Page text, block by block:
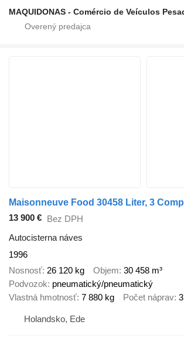
Maisonneuve Food 30458 Liter, 3 Comp
13 900 € Bez DPH
Autocisterna náves
1996
Nosnosť 26 120 kg Objem 30 458 m³
Podvozok pneumatický/pneumatický
Vlastná hmotnosť 7 880 kg Počet náprav 3
Holandsko, Ede